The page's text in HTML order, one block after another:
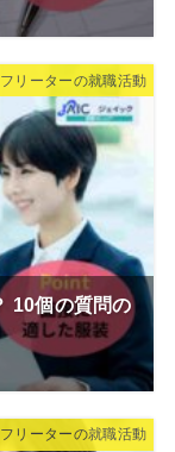
フリーターの就職活動
10個の質問の
フリーターの就職活動